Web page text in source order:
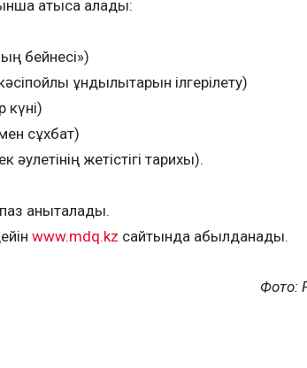
қатыса алады:
бейнесі»)
құндылықтарын ілгерілету)
күні)
сұхбат)
әулетінің жетістігі тарихы).
анықталады.
www.mdq.kz сайтында қабылданады.
Фото: